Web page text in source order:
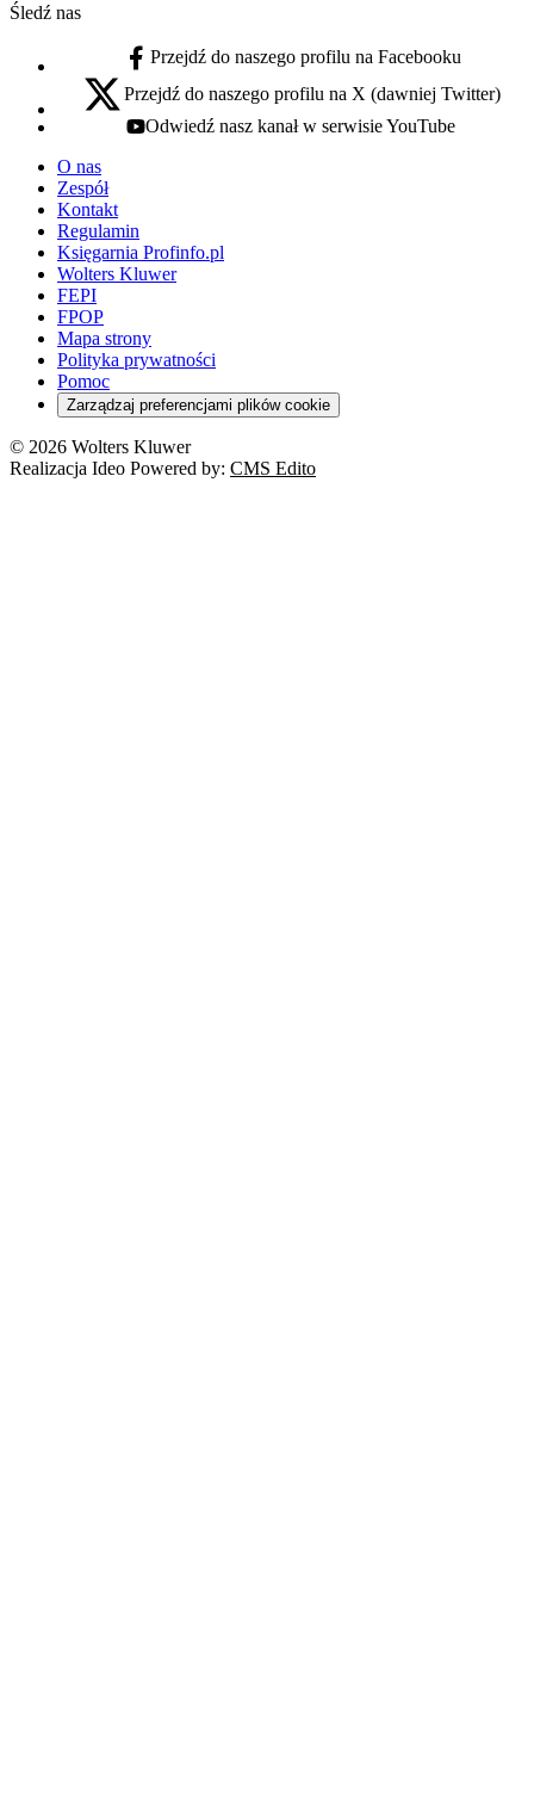
Śledź nas
facebook - otwiera się w nowej karcie
Przejdź do naszego profilu na Facebooku
x - otwiera się w nowej karcie
Przejdź do naszego profilu na X (dawniej Twitter)
youtube - otwiera się w nowej karcie
Odwiedź nasz kanał w serwisie YouTube
O nas
Zespół
Kontakt
Regulamin
Księgarnia Profinfo.pl
Wolters Kluwer
FEPI
FPOP
Mapa strony
Polityka prywatności
Pomoc
Zarządzaj preferencjami plików cookie
© 2026 Wolters Kluwer
Realizacja Ideo Powered by: CMS Edito